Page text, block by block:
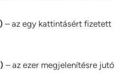
– az egy kattintásért fizetett
– az ezer megjelenítésre jutó